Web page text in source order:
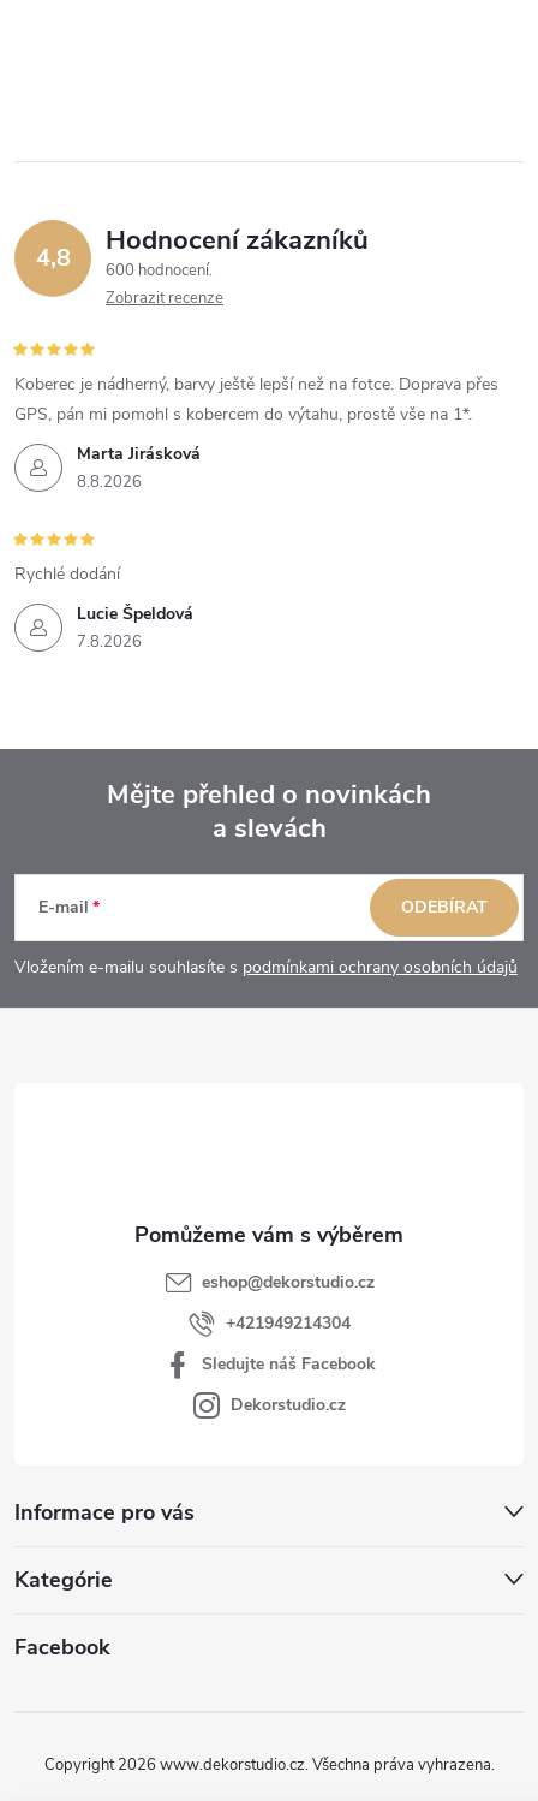
4,8 Hodnocení zákazníků
600 hodnocení
Zobrazit recenze
Marta Jirásková
8.8.2026
Koberec je nádherný, barvy ještě lepší než na fotce. Doprava přes
GPS, pán mi pomohl s kobercem do výtahu, prostě vše na 1*.
Lucie Špeldová
7.8.2026
Rychlé dodání
p
a
Mějte přehled o novinkách
a slevách
E-mail
Vložením e-mailu souhlasíte s podmínkami ochrany osobních údajů
ODEBÍRAT
Informace pro vás
Kategórie
Facebook
eshop@dekorstudio.cz
+421949214304
Sledujte náš Facebook
Dekorstudio.cz
Copyright 2026 www.dekorstudio.cz. Všechna práva vyhrazena.